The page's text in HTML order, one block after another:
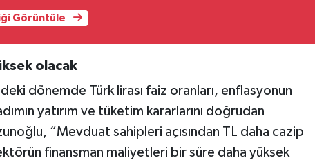
Görüntüle
olacak
dönemde Türk lirası faiz oranları, enflasyonun
yatırım ve tüketim kararlarını doğrudan
“Mevduat sahipleri açısından TL daha cazip
finansman maliyetleri bir süre daha yüksek